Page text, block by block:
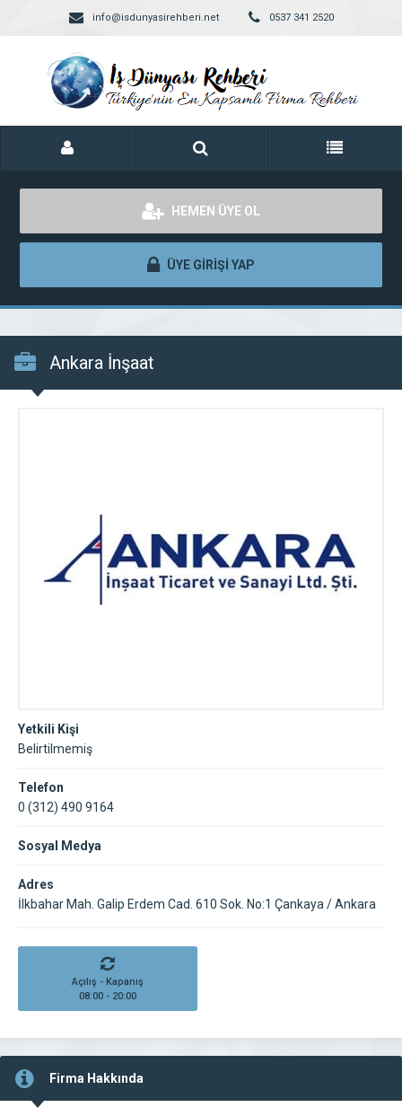
info@isdunyasirehberi.net 0537 341 2520
HEMEN ÜYE OL
ÜYE GİRİŞİ YAP
Ankara İnşaat
Yetkili Kişi
Belirtilmemiş
Telefon
0 (312) 490 9164
Sosyal Medya
Adres
İlkbahar Mah. Galip Erdem Cad. 610 Sok. No:1 Çankaya / Ankara
Açılış - Kapanış
08:00 - 20:00
Firma Hakkında